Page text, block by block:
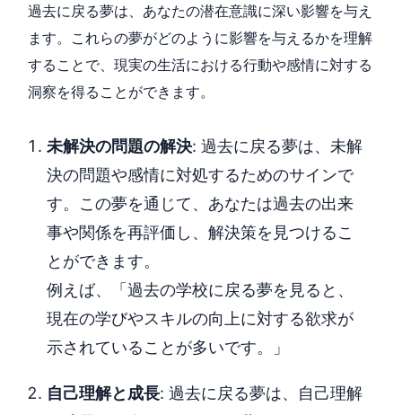
過去に戻る夢は、あなたの潜在意識に深い影響を与え
ます。これらの夢がどのように影響を与えるかを理解
することで、現実の生活における行動や感情に対する
洞察を得ることができます。
未解決の問題の解決: 過去に戻る夢は、未解
決の問題や感情に対処するためのサインで
す。この夢を通じて、あなたは過去の出来
事や関係を再評価し、解決策を見つけるこ
とができます。
例えば、「過去の学校に戻る夢を見ると、
現在の学びやスキルの向上に対する欲求が
示されていることが多いです。」
自己理解と成長: 過去に戻る夢は、自己理解